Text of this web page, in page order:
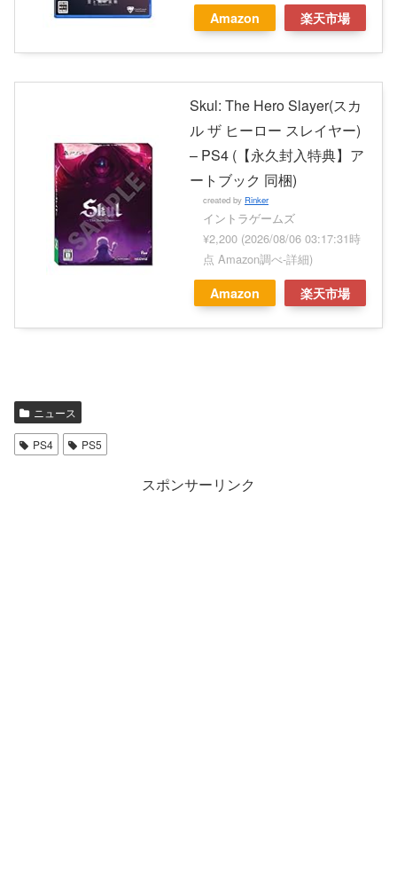
Amazon 楽天市場
Skul: The Hero Slayer(スカ
ル ザ ヒーロー スレイヤー)
– PS4 (【永久封入特典】ア
ートブック 同梱)
created by Rinker
イントラゲームズ
¥2,200 (2026/08/06 03:17:31時
点 Amazon調べ-詳細)
Amazon 楽天市場
ニュース
PS4 PS5
スポンサーリンク